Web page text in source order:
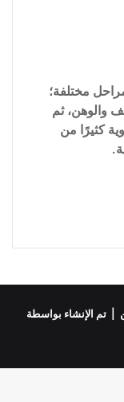
مختلفة؛
والوهن، ثم
كثيرًا من